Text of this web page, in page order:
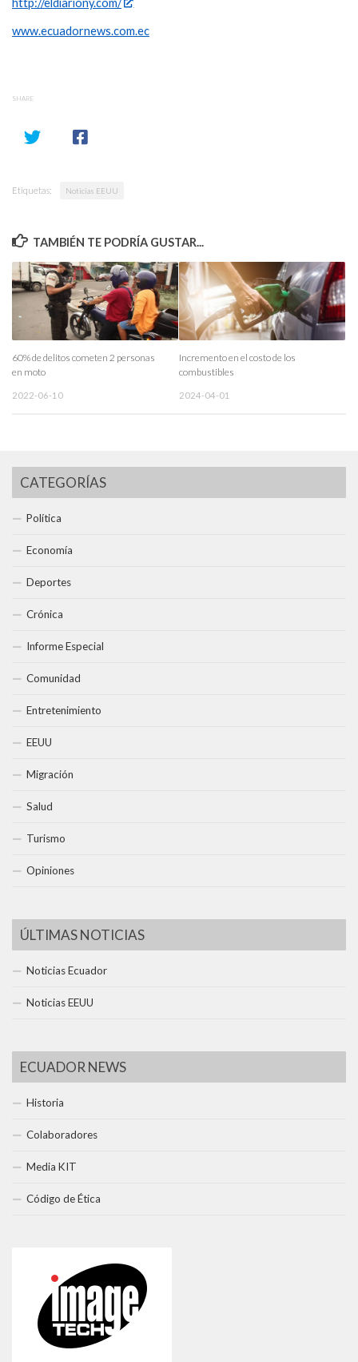
www.ecuadornews.com.ec
SHARE
Etiquetas: Noticias EEUU
TAMBIÉN TE PODRÍA GUSTAR...
60% de delitos cometen 2 personas
en moto
2022-06-10
Incremento en el costo de los
combustibles
2024-04-01
CATEGORÍAS
Política
Economía
Deportes
Crónica
Informe Especial
Comunidad
Entretenimiento
EEUU
Migración
Salud
Turismo
Opiniones
ÚLTIMAS NOTICIAS
Noticias Ecuador
Noticias EEUU
ECUADOR NEWS
Historia
Colaboradores
Media KIT
Código de Ética